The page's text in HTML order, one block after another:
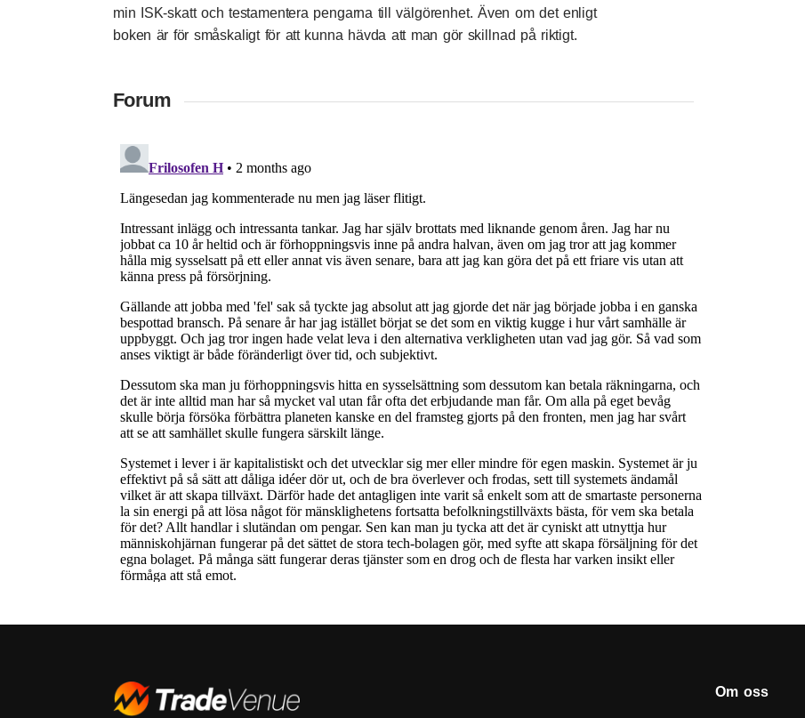
min ISK-skatt och testamentera pengarna till välgörenhet. Även om det enligt
boken är för småskaligt för att kunna hävda att man gör skillnad på riktigt.
Forum
Om oss